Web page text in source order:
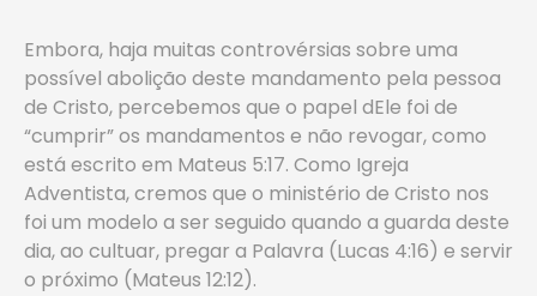
Embora, haja muitas controvérsias sobre uma
possível abolição deste mandamento pela pessoa
de Cristo, percebemos que o papel dEle foi de
“cumprir” os mandamentos e não revogar, como
está escrito em Mateus 5:17. Como Igreja
Adventista, cremos que o ministério de Cristo nos
foi um modelo a ser seguido quando a guarda deste
dia, ao cultuar, pregar a Palavra (Lucas 4:16) e servir
o próximo (Mateus 12:12).